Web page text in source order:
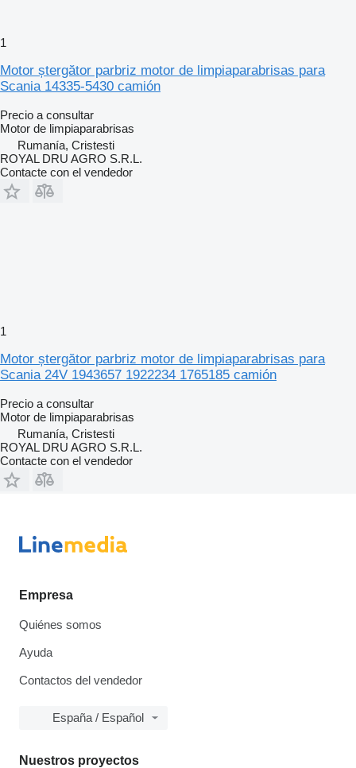
1
Motor ștergător parbriz motor de limpiaparabrisas para
Scania 14335-5430 camión
Precio a consultar
Motor de limpiaparabrisas
Rumanía, Cristesti
ROYAL DRU AGRO S.R.L.
Contacte con el vendedor
1
Motor ștergător parbriz motor de limpiaparabrisas para
Scania 24V 1943657 1922234 1765185 camión
Precio a consultar
Motor de limpiaparabrisas
Rumanía, Cristesti
ROYAL DRU AGRO S.R.L.
Contacte con el vendedor
Empresa
Quiénes somos
Ayuda
Contactos del vendedor
España / Español
Nuestros proyectos